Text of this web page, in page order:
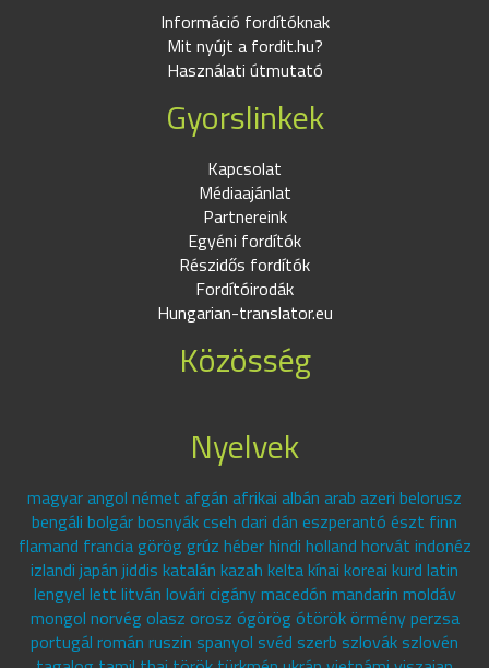
Információ fordítóknak
Mit nyújt a fordit.hu?
Használati útmutató
Gyorslinkek
Kapcsolat
Médiaajánlat
Partnereink
Egyéni fordítók
Részidős fordítók
Fordítóirodák
Hungarian-translator.eu
Közösség
Nyelvek
magyar angol német afgán afrikai albán arab azeri belorusz
bengáli bolgár bosnyák cseh dari dán eszperantó észt finn
flamand francia görög grúz héber hindi holland horvát indonéz
izlandi japán jiddis katalán kazah kelta kínai koreai kurd latin
lengyel lett litván lovári cigány macedón mandarin moldáv
mongol norvég olasz orosz ógörög ótörök örmény perzsa
portugál román ruszin spanyol svéd szerb szlovák szlovén